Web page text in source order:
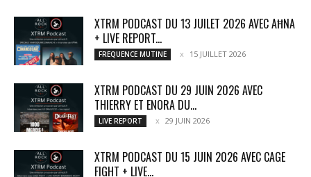
XTRM PODCAST DU 13 JUILET 2026 AVEC AĦNA
+ LIVE REPORT...
FREQUENCE MUTINE 15 JUILLET 2026
XTRM PODCAST DU 29 JUIN 2026 AVEC
THIERRY ET ENORA DU...
LIVE REPORT 29 JUIN 2026
XTRM PODCAST DU 15 JUIN 2026 AVEC CAGE
FIGHT + LIVE...